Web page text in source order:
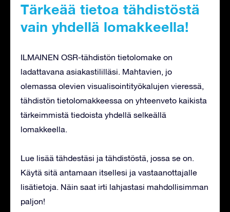
Tärkeää tietoa tähdistöstä
vain yhdellä lomakkeella!
ILMAINEN OSR-tähdistön tietolomake on
ladattavana asiakastililläsi. Mahtavien, jo
olemassa olevien visualisointityökalujen vieressä,
tähdistön tietolomakkeessa on yhteenveto kaikista
tärkeimmistä tiedoista yhdellä selkeällä
lomakkeella.
Lue lisää tähdestäsi ja tähdistöstä, jossa se on.
Käytä sitä antamaan itsellesi ja vastaanottajalle
lisätietoja. Näin saat irti lahjastasi mahdollisimman
paljon!